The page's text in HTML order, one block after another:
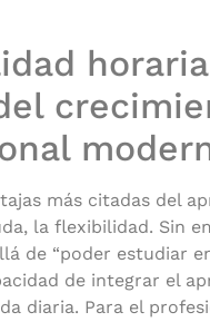
más citadas del
la flexibilidad. Sin
de “poder estudiar
de integrar el
diaria. Para el